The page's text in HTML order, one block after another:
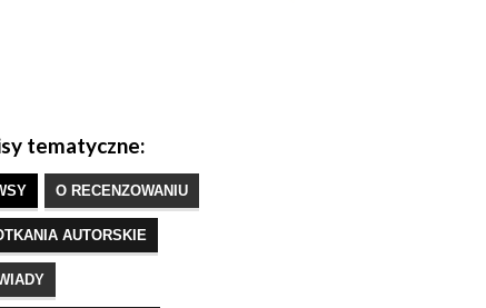
tematyczne:
O RECENZOWANIU
AUTORSKIE